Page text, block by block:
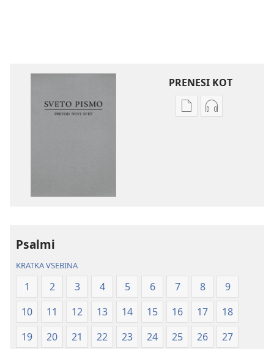
PRENESI KOT
Možnosti
2021)
Možnosti
2021)
Psalmi
KRATKA VSEBINA
1 2 3 4 5 6 7 8
9
10
11 12 13 14 15 16 17
18
19
20 21 22 23 24 25 26
27